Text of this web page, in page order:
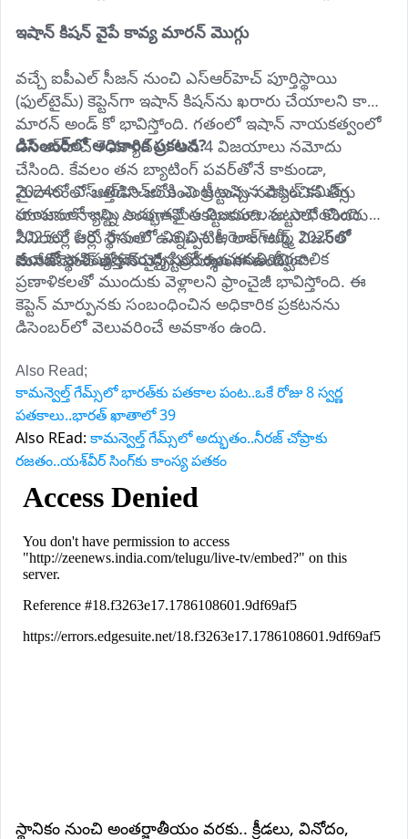
ఇషాన్ కిషన్ వైపే కావ్య మారన్ మొగ్గు
వచ్చే ఐపీఎల్ సీజన్ నుంచి ఎస్ఆర్‌హెచ్ పూర్తిస్థాయి
(ఫుల్‌టైమ్) కెప్టెన్‌గా ఇషాన్ కిషన్‌ను ఖరారు చేయాలని కావ్య
మారన్ అండ్ కో భావిస్తోంది. గతంలో ఇషాన్ నాయకత్వంలో
ఎస్ఆర్‌హెచ్ 7 మ్యాచ్‌లు ఆడి 4 విజయాలు నమోదు
చేసింది. కేవలం తన బ్యాటింగ్ పవర్‌తోనే కాకుండా,
మైదానంలో ఒత్తిడిని జయించి జట్టును నడిపించిన తీరు
యాజమాన్యాన్ని ఎంతగానో ఆకట్టుకుంది. జట్టులో కొందరు
సీనియర్ల పేర్లు రేసులో ఉన్నప్పటికీ, లాంగ్‌టర్మ్ విజన్‌తో
మేనేజ్‌మెంట్ ఇషాన్ వైపే సుముఖంగా ఉంది.
డిసెంబర్‌లో అధికారిక ప్రకటన?
2024లో ఎస్ఆర్‌హెచ్‌లోకి ఎంట్రీ ఇచ్చిన ప్యాట్ కమిన్స్
హయాంలో జట్టు అద్భుతమైన విజయాలను సాధించింది.
2025లో ఆరో స్థానంలో నిలిచిన ఆరెంజ్ ఆర్మీ, 2026లో
మూడో స్థానంతో మెరుగైన ప్రదర్శన కనబరిచింది.
అయితే భవిష్యత్తును దృష్టిలో ఉంచుకుని దీర్ఘకాలిక
ప్రణాళికలతో ముందుకు వెళ్లాలని ఫ్రాంచైజీ భావిస్తోంది. ఈ
కెప్టెన్ మార్పునకు సంబంధించిన అధికారిక ప్రకటనను
డిసెంబర్‌లో వెలువరించే అవకాశం ఉంది.
Also Read;
కామన్వెల్త్ గేమ్స్‌లో భారత్‌కు పతకాల పంట..ఒకే రోజు 8 స్వర్ణ
పతకాలు..భారత్‌ ఖాతాలో 39
Also REad: కామన్వెల్త్ గేమ్స్‌లో అద్భుతం..నీరజ్ చోప్రాకు
రజతం..యశ్‌వీర్ సింగ్‌కు కాంస్య పతకం
స్థానికం నుంచి అంతర్జాతీయం వరకు.. క్రీడలు, వినోదం,